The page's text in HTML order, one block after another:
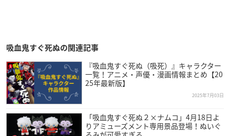
吸血鬼すぐ死ぬの関連記事
『吸血鬼すぐ死ぬ（吸死）』キャラクター
一覧！アニメ・声優・漫画情報まとめ【20
25年最新版】
2025年7月03日
「吸血鬼すぐ死ぬ２×ナムコ」4月18日よ
りアミューズメント専用景品登場！ぬいぐ